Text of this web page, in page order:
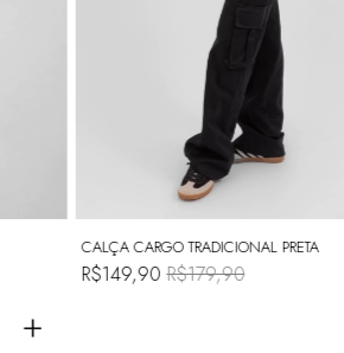
+
CALÇA CARGO TRADICIONAL PRETA
R$149,90R$179,90